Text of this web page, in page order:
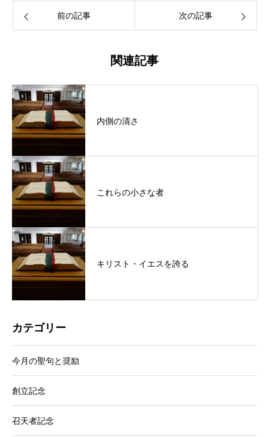
前の記事 次の記事
関連記事
内側の清さ
これらの小さな者
キリスト・イエスを誇る
カテゴリー
今月の聖句と奨励
創立記念
召天者記念